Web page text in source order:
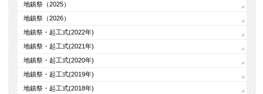
地鎮祭（2025）
地鎮祭（2026）
地鎮祭・起工式(2022年)
地鎮祭・起工式(2021年)
地鎮祭・起工式(2020年)
地鎮祭・起工式(2019年)
地鎮祭・起工式(2018年)